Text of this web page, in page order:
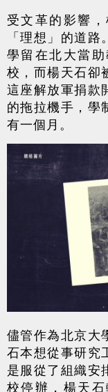
受文革的影響
「理想」的道
學留在北大當
校，而楊天石卻
這座解放軍捐款
的拖拉機手，學
有一個月。
儘管作為北京大
石本想從事研究
是服從了組織安
校停辦，楊天